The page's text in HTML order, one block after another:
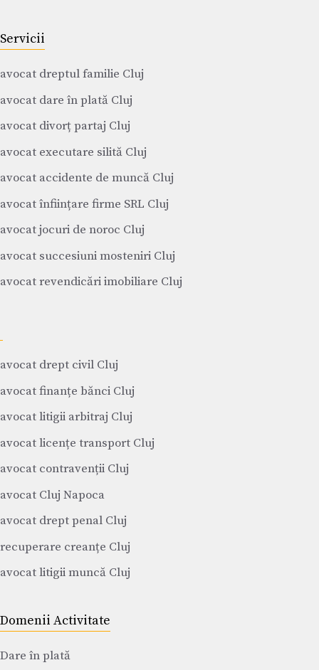
Servicii
avocat dreptul familie Cluj
avocat dare în plată Cluj
avocat divorț partaj Cluj
avocat executare silită Cluj
avocat accidente de muncă Cluj
avocat înființare firme SRL Cluj
avocat jocuri de noroc Cluj
avocat succesiuni mosteniri Cluj
avocat revendicări imobiliare Cluj
avocat drept civil Cluj
avocat finanțe bănci Cluj
avocat litigii arbitraj Cluj
avocat licențe transport Cluj
avocat contravenții Cluj
avocat Cluj Napoca
avocat drept penal Cluj
recuperare creanțe Cluj
avocat litigii muncă Cluj
Domenii Activitate
Dare în plată